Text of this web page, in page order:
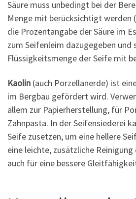
Säure muss unbedingt bei der
Menge mit berücksichtigt werden
die Prozentangabe der Säure im
zum Seifenleim dazugegeben und
Flüssigkeitsmenge der Seife mit
Kaolin (auch Porzellanerde) ist
im Bergbau gefördert wird.
allem zur Papierherstellung, für
Zahnpasta. In der Seifensiederei
Seife zusetzen, um eine hellere
eine leichte, zusätzliche
auch für eine bessere